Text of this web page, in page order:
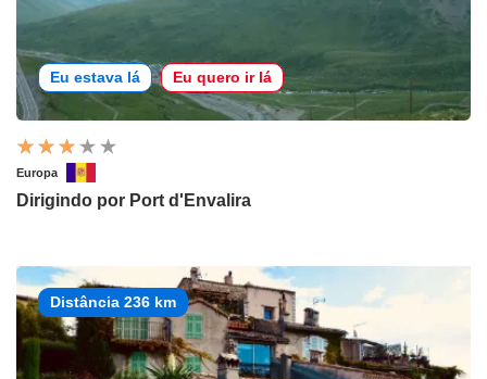
Eu estava lá Eu quero ir lá
Europa
Dirigindo por Port d'Envalira
Distância 236 km